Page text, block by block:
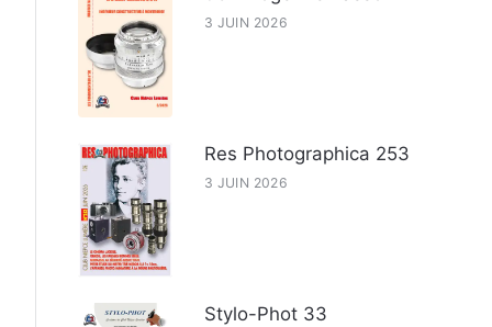
3 JUIN 2026
Res Photographica 253
3 JUIN 2026
Stylo-Phot 33